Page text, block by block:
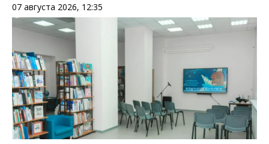
07 августа 2026, 12:35